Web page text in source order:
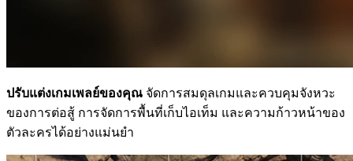
ปรับแต่งเกมเพลย์ของคุณ จัดการสมดุลเกมและควบคุมจังหวะ
ของการต่อสู้ การจัดการพื้นที่เก็บไอเท็ม และความก้าวหน้าของ
ตัวละครได้อย่างแม่นยำ